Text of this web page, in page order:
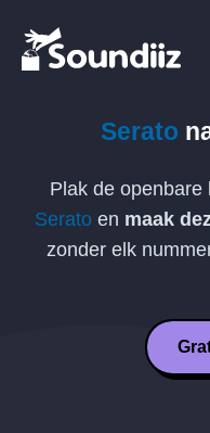
Serato
Plak de
Seratoen maak
zonder elk